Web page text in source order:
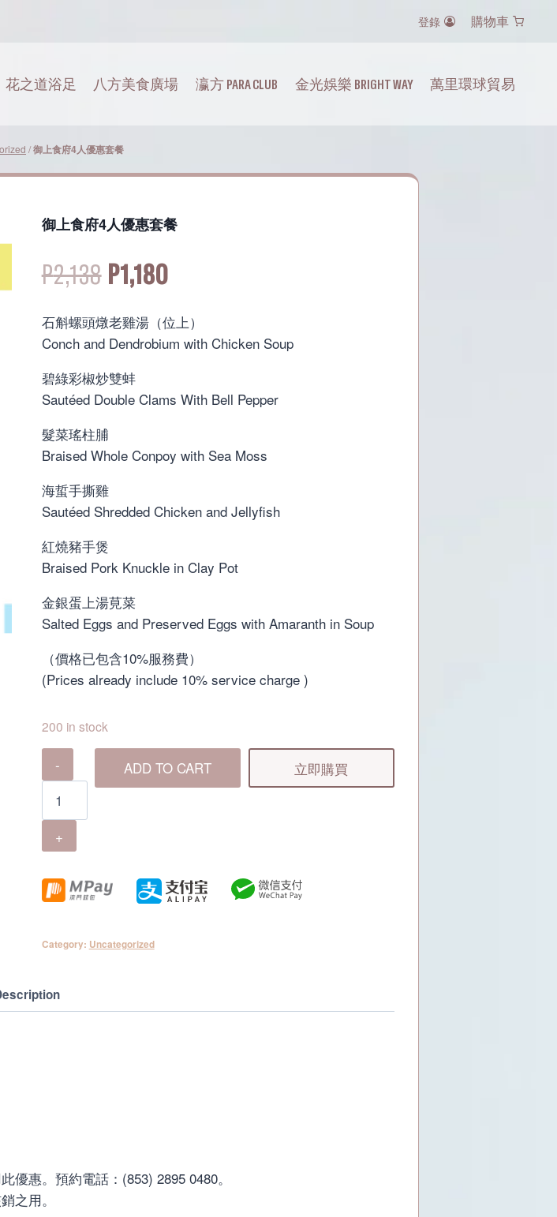
登錄 購物車
花之道浴足 八方美食廣場 瀛方 PARA CLUB 金光娛樂 BRIGHT WAY 萬里環球貿易
/御上食府4人優惠套餐
御上食府4人優惠套餐
P2,138 Original
price
was:
P2,138.
P1,180Current
price
is:
P1,180.
石斛螺頭燉老雞湯（位上）
Conch and Dendrobium with Chicken Soup
碧綠彩椒炒雙蚌
Sautéed Double Clams With Bell Pepper
髮菜瑤柱脯
Braised Whole Conpoy with Sea Moss
海蜇手撕雞
Sautéed Shredded Chicken and Jellyfish
紅燒豬手煲
Braised Pork Knuckle in Clay Pot
金銀蛋上湯莧菜
Salted Eggs and Preserved Eggs with Amaranth in Soup
（價格已包含10%服務費）
(Prices already include 10% service charge )
200 in stock
上
府
優
惠
餐
ADD TO CART 立即購買
Category: Uncategorized
惠。預約電話：(853) 2895 0480。
之用。